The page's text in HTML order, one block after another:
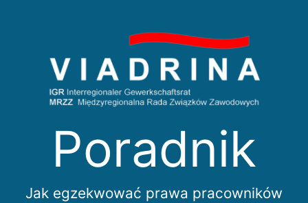
Poradnik
Jak egzekwować prawa pracowników